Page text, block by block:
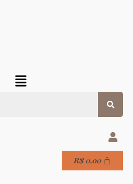
R$0,00